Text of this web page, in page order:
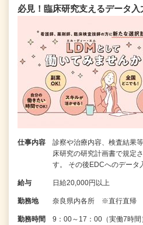
必見！臨床研究支えるデータ入
仕事内容
診察や治療内容、検査結果
床研究の研究計画書で規定
す。 その後EDCへのデー
給与 日給20,000円以上
勤務地 奈良県内各所 ※直行直帰
勤務時間
9：00～17：00（実働7時